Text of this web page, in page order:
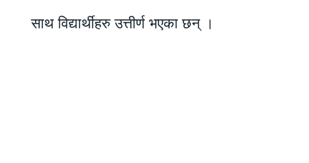
साथ विद्यार्थीहरु उत्तीर्ण भएका छन् ।